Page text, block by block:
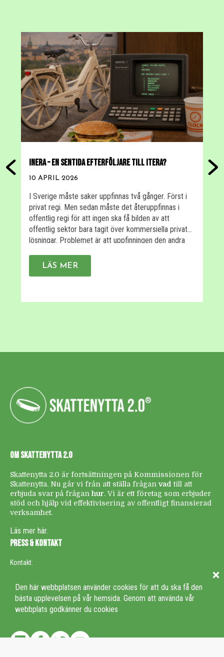
INERA – EN SENTIDA EFTERFÖLJARE TILL ITERA?
10 APRIL 2026
I Sverige måste saker uppfinnas två gånger. Först i
privat regi. Men sedan måste det återuppfinnas i
offentlig regi för att ingen ska få bilden av att
offentlig sektor bara tagit över kommersiella privata
lösningar. Problemet är att uppfinningen den andra
användbar. Här är några exempel på […]
LÄS MER
®
OM SKATTENYTTA 2.0
Skattenytta 2.0 är fortsättningen på Kommissionen för
Skattenytta. Nu går vi från att ställa frågan vad till att
erbjuda svar på frågan hur. Vi är ett företag som erbjuder
stöd och hjälp vid effektivisering av offentligt finansierad
verksamhet.
Läs mer här.
PRESS & KONTAKT
Kontakt:
Besöksadress: Epicenter, Malmskillnadsgatan 44A, Stockholm
FÖLJ OSS I SOCIALA MEDIER
Den här webbplatsen använder cookies för att du ska få den
bästa upplevelsen på vår hemsida. Genom att använda vår
webbplats godkänner du cookies